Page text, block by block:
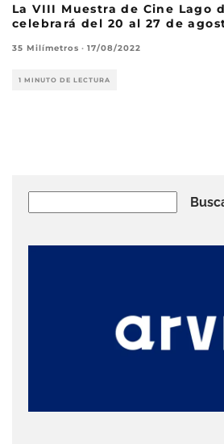
La VIII Muestra de Cine Lago
celebrará del 20 al 27 de
35 Milímetros · 17/08/2022
1 MINUTO DE LECTURA